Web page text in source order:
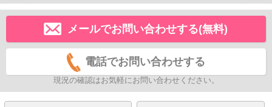
メールでお問い合わせする(無料)
電話でお問い合わせする
現況の確認はお気軽にお問い合わせください。